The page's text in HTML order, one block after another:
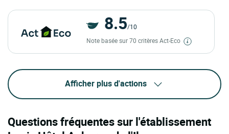
8.5/10
Note basée sur 70 critères Act-Eco
Afficher plus d'actions
Questions fréquentes sur l'établissement